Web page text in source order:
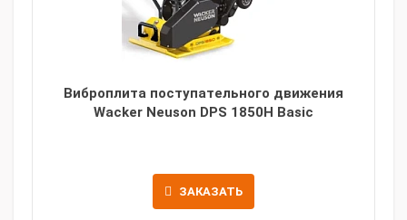
Виброплита поступательного движения
Wacker Neuson DPS 1850H Basic
ЗАКАЗАТЬ